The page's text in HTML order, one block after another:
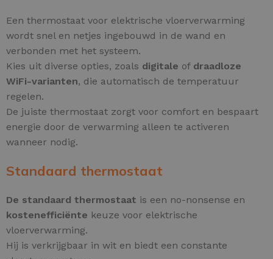
Een thermostaat voor elektrische vloerverwarming
wordt snel en netjes ingebouwd in de wand en
verbonden met het systeem.
Kies uit diverse opties, zoals digitale of draadloze
WiFi-varianten, die automatisch de temperatuur
regelen.
De juiste thermostaat zorgt voor comfort en bespaart
energie door de verwarming alleen te activeren
wanneer nodig.
Standaard thermostaat
De standaard thermostaat is een no-nonsense en
kostenefficiënte keuze voor elektrische
vloerverwarming.
Hij is verkrijgbaar in wit en biedt een constante